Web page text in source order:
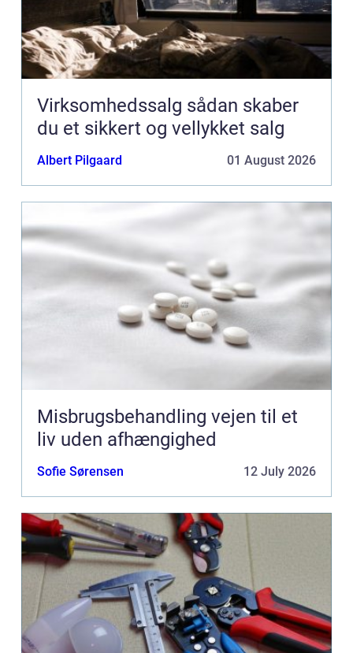
Virksomhedssalg sådan skaber
du et sikkert og vellykket salg
Albert Pilgaard 01 August 2026
Misbrugsbehandling vejen til et
liv uden afhængighed
Sofie Sørensen 12 July 2026